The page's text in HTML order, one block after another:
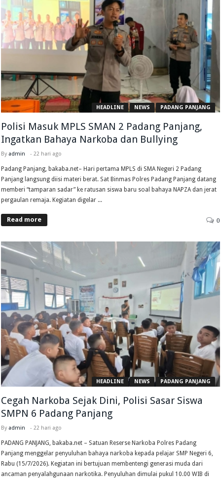
HEADLINE NEWS PADANG PANJANG
Polisi Masuk MPLS SMAN 2 Padang Panjang,
Ingatkan Bahaya Narkoba dan Bullying
By admin -22 hari ago
Padang Panjang, bakaba.net– Hari pertama MPLS di SMA Negeri 2 Padang
Panjang langsung diisi materi berat. Sat Binmas Polres Padang Panjang datang
memberi “tamparan sadar” ke ratusan siswa baru soal bahaya NAPZA dan jerat
pergaulan remaja. Kegiatan digelar ...
Read more 0
HEADLINE NEWS PADANG PANJANG
Cegah Narkoba Sejak Dini, Polisi Sasar Siswa
SMPN 6 Padang Panjang
By admin -22 hari ago
PADANG PANJANG, bakaba.net – Satuan Reserse Narkoba Polres Padang
Panjang menggelar penyuluhan bahaya narkoba kepada pelajar SMP Negeri 6,
Rabu (15/7/2026). Kegiatan ini bertujuan membentengi generasi muda dari
ancaman penyalahgunaan narkotika. Penyuluhan dimulai pukul 10.00 WIB di